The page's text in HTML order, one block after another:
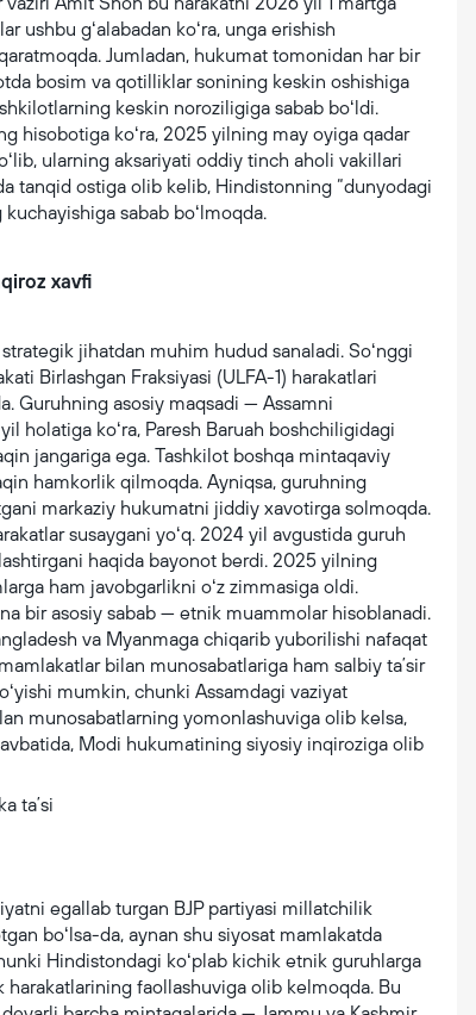
ushbu gʻalabadan koʻra, unga erishish
Jumladan, hukumat tomonidan har bir
bosim va qotilliklar sonining keskin oshishiga
keskin noroziligiga sabab boʻldi.
hisobotiga koʻra, 2025 yilning may oyiga qadar
ularning aksariyati oddiy tinch aholi vakillari
tanqid ostiga olib kelib, Hindistonning “dunyodagi
sabab boʻlmoqda.
xavfi
jihatdan muhim hudud sanaladi. Soʻnggi
Birlashgan Fraksiyasi (ULFA-1) harakatlari
Guruhning asosiy maqsadi — Assamni
holatiga koʻra, Paresh Baruah boshchiligidagi
jangariga ega. Tashkilot boshqa mintaqaviy
hamkorlik qilmoqda. Ayniqsa, guruhning
markaziy hukumatni jiddiy xavotirga solmoqda.
susaygani yoʻq. 2024 yil avgustida guruh
haqida bayonot berdi. 2025 yilning
ham javobgarlikni oʻz zimmasiga oldi.
bir asosiy sabab — etnik muammolar hisoblanadi.
va Myanmaga chiqarib yuborilishi nafaqat
bilan munosabatlariga ham salbiy taʼsir
mumkin, chunki Assamdagi vaziyat
munosabatlarning yomonlashuviga olib kelsa,
Modi hukumatining siyosiy inqiroziga olib
egallab turgan BJP partiyasi millatchilik
boʻlsa-da, aynan shu siyosat mamlakatda
Hindistondagi koʻplab kichik etnik guruhlarga
faollashuviga olib kelmoqda. Bu